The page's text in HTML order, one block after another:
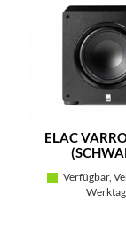
ELAC
Verfügbar,